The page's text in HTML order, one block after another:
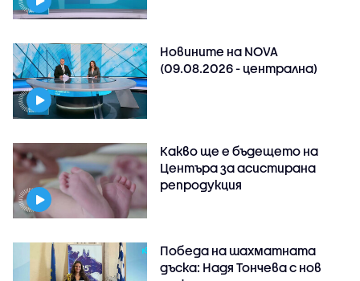
Новините на NOVA
(09.08.2026 - централна)
Какво ще е бъдещето на
Центъра за асистирана
репродукция
Победа на шахматната
дъска: Надя Тончева с нов